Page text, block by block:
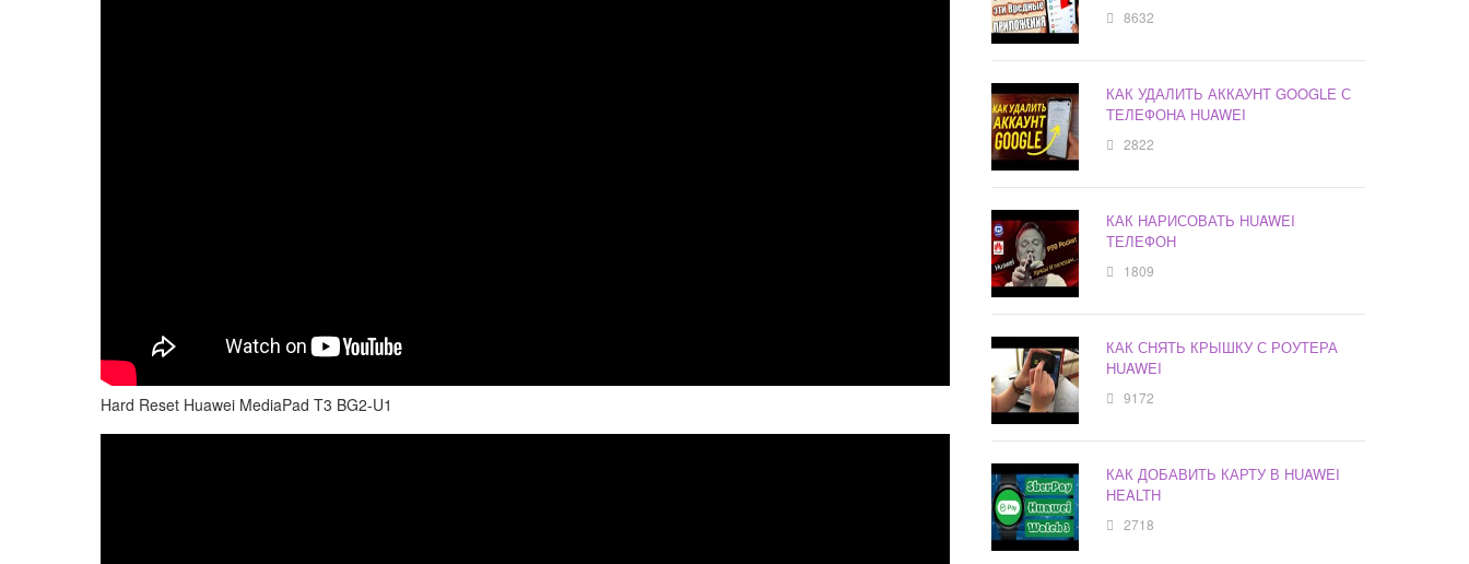
Hard Reset Huawei MediaPad T3 BG2-U1
8632
КАК УДАЛИТЬ АККАУНТ GOOGLE С
ТЕЛЕФОНА HUAWEI
2822
КАК НАРИСОВАТЬ HUAWEI
ТЕЛЕФОН
1809
КАК СНЯТЬ КРЫШКУ С РОУТЕРА
HUAWEI
9172
КАК ДОБАВИТЬ КАРТУ В HUAWEI
HEALTH
2718